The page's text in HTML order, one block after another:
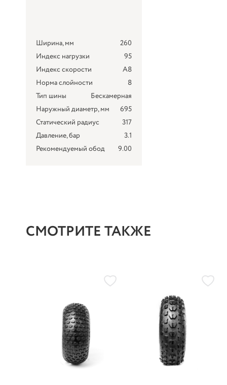
Ширина, мм
260
Индекс нагрузки
95
Индекс скорости
A8
Норма слойности
8
Тип шины
Бескамерная
Наружный диаметр, мм
695
Статический радиус
317
Давление, бар
3.1
Рекомендуемый обод
9.00
СМОТРИТЕ ТАКЖЕ